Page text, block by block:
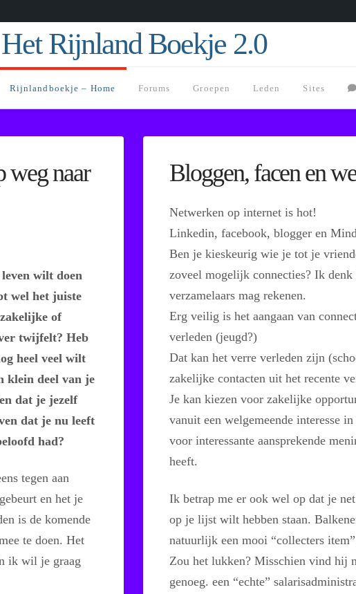
Het Rijnland Boekje 2.0
Rijnlandboekje – Home Forums Groepen Leden Sites
weg naar
wilt doen
wel het juiste
of
twijfelt? Heb
heel veel wilt
klein deel van je
dat je jezelf
dat je nu leeft
had?
tegen aan
en het je
is de komende
te doen. Het
ik wil je graag
Bloggen, facen en
Netwerken op internet is hot!
Linkedin, facebook, blogger en
Ben je kieskeurig wie je tot je
zoveel mogelijk connecties? Ik
verzamelaars mag rekenen.
Erg veilig is het aangaan van
verleden (jeugd?)
Dat kan het verre verleden zijn
zakelijke contacten uit het recente
Je kan kiezen voor zakelijke
vanuit een welgemeende interesse
voor interessante aansprekende
heeft.
Ik betrap me er ook wel op dat je
op je lijst wilt hebben staan.
natuurlijk een mooi “collecters
Zou het lukken? Misschien vind hij
genoeg. een “echte”